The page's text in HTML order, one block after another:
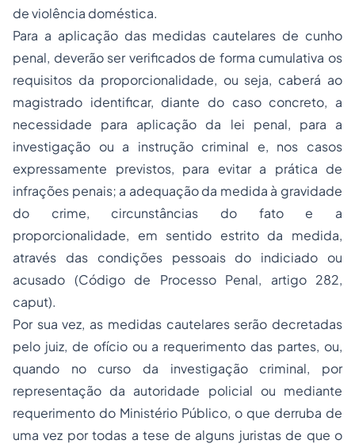
de violência doméstica.
Para a aplicação das medidas cautelares de cunho
penal, deverão ser verificados de forma cumulativa os
requisitos da proporcionalidade, ou seja, caberá ao
magistrado identificar, diante do caso concreto, a
necessidade para aplicação da lei penal, para a
investigação ou a instrução criminal e, nos casos
expressamente previstos, para evitar a prática de
infrações penais; a adequação da medida à gravidade
do crime, circunstâncias do fato e a
proporcionalidade, em sentido estrito da medida,
através das condições pessoais do indiciado ou
acusado (Código de Processo Penal, artigo 282,
caput).
Por sua vez, as medidas cautelares serão decretadas
pelo juiz, de ofício ou a requerimento das partes, ou,
quando no curso da investigação criminal, por
representação da autoridade policial ou mediante
requerimento do Ministério Público, o que derruba de
uma vez por todas a tese de alguns juristas de que o